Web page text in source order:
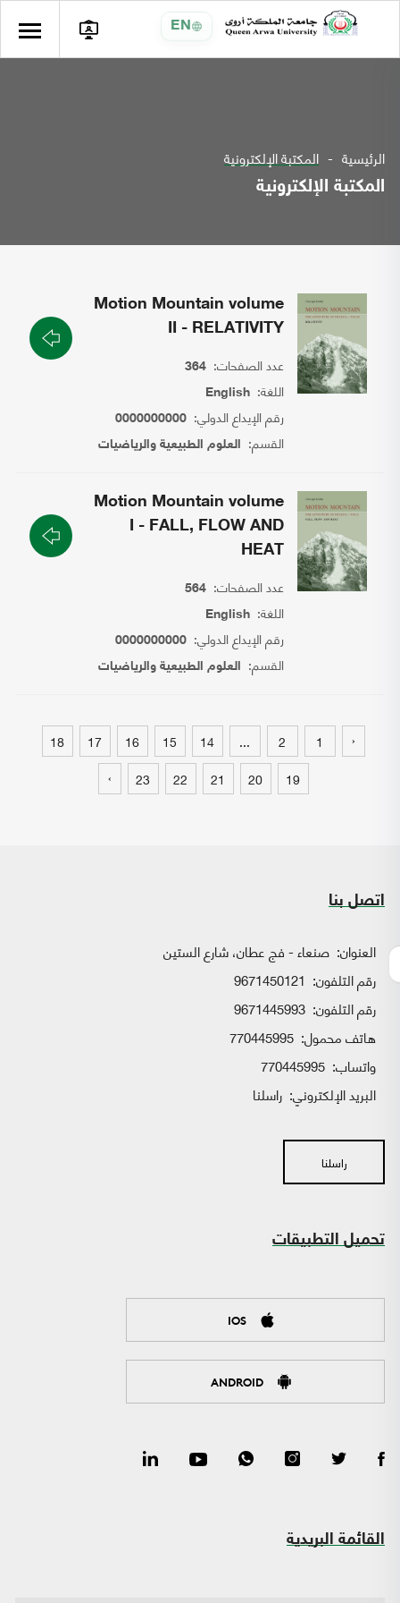
EN
الرئيسية المكتبة الإلكترونية
المكتبة الإلكترونية
Motion Mountain volume
II - RELATIVITY
عدد الصفحات:364
اللغة:English
رقم الإيداع الدولي:0000000000
القسم: العلوم الطبيعية والرياضيات
Motion Mountain volume
I - FALL, FLOW AND
HEAT
عدد الصفحات:564
اللغة:English
رقم الإيداع الدولي:0000000000
القسم: العلوم الطبيعية والرياضيات
‹
1
2
...
14
15
16
17
18
19
20
21
22
23
›
اتصل بنا
العنوان: صنعاء - فج عطان، شارع الستين
رقم التلفون: 9671450121
رقم التلفون: 9671445993
هاتف محمول: 770445995
واتساب:
البريد الإلكتروني: راسلنا
راسلنا
تحميل التطبيقات
IOS
ANDROID
القائمة البريدية